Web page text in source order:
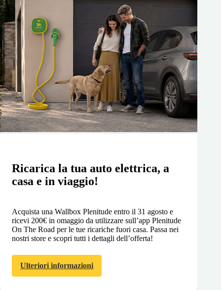
Ricarica la tua auto elettrica, a
casa e in viaggio!
Acquista una Wallbox Plenitude entro il 31 agosto e
ricevi 200€ in omaggio da utilizzare sull’app Plenitude
On The Road per le tue ricariche fuori casa. Passa nei
nostri store e scopri tutti i dettagli dell’offerta!
Ulteriori informazioni